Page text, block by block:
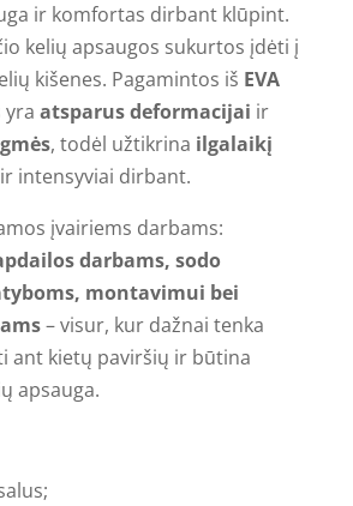
ir komfortas dirbant klūpint.
kelių apsaugos sukurtos įdėti į
kišenes. Pagamintos iš EVA
yra atsparus deformacijai ir
, todėl užtikrina ilgalaikį
intensyviai dirbant.
įvairiems darbams:
darbams, sodo
montavimui bei
– visur, kur dažnai tenka
ant kietų paviršių ir būtina
apsauga.